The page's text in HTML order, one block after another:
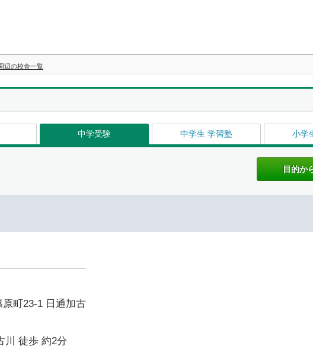
辺の校舎一覧
中学受験 中学生 学習塾 小学
町23-1 日通加古
川 徒歩 約2分